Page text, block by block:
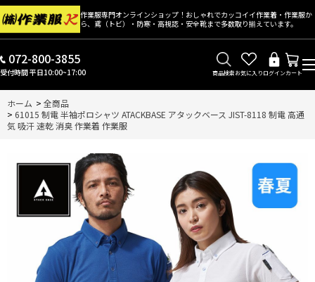
作業服専門オンラインショップ！おしゃれでカッコイイ作業着・作業服か
ら、鳶（トビ）・防寒・高視認・安全靴まで多数取り揃えています。
072-800-3855
受付時間 平日10:00~17:00 商品検索お気に入りログインカート
ホーム > 全商品
> 61015 制電 半袖ポロシャツ ATACKBASE アタックベース JIST-8118 制電 高通
気 吸汗 速乾 消臭 作業着 作業服